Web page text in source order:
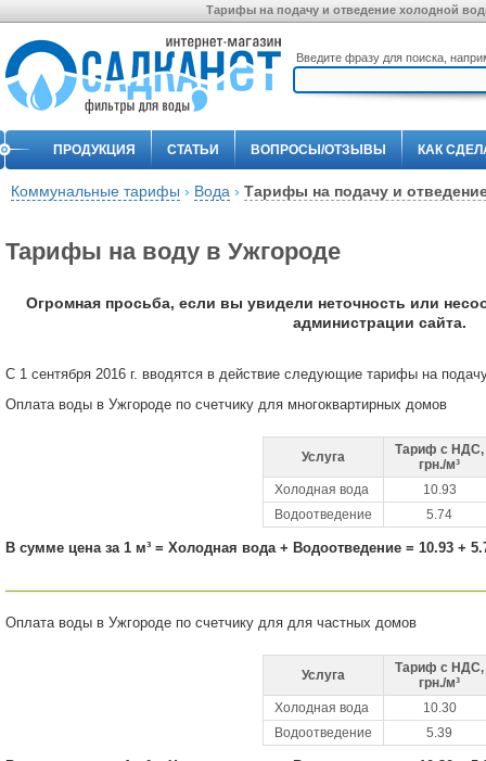
Тарифы на подачу и отведение холодной
Введите фразу для поиска,
ПРОДУКЦИЯ СТАТЬИ ВОПРОСЫ/ОТЗЫВЫ КАК
Коммунальные тарифы › Вода › Тарифы на подачу и
Тарифы на воду в Ужгороде
Огромная просьба, если вы увидели неточность или
администрации сайта.
С 1 сентября 2016 г. вводятся в действие следующие тарифы на
Оплата воды в Ужгороде по счетчику для многоквартирных домов
Услуга
Тариф с НДС,
грн./м³
Холодная вода
10.93
Водоотведение
5.74
В сумме цена за 1 м³ = Холодная вода + Водоотведение = 10.93 +
Оплата воды в Ужгороде по счетчику для для частных домов
Услуга
Тариф с НДС,
грн./м³
Холодная вода
10.30
Водоотведение
5.39